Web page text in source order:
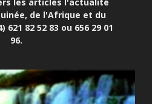
les articles l'actualité
de l'Afrique et du
621 82 52 83 ou 656 29 01
96.